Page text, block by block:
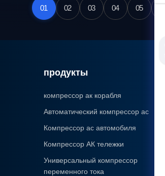
01 02 03 04 05
продукты
компрессор ак корабля
Автоматический компрессор ac
Компрессор ac автомобиля
Компрессор АК тележки
Универсальный компрессор
переменного тока